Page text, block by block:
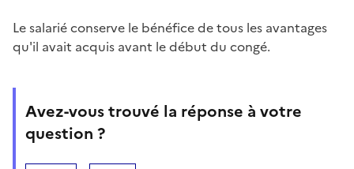
Le salarié conserve le bénéfice de tous les avantages
qu'il avait acquis avant le début du congé.
Avez-vous trouvé la réponse à votre
question ?